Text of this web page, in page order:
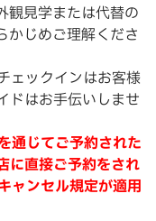
観見学または代替の
かじめご理解くださ
ェックインはお客様
ドはお手伝いしませ
通じてご予約された
に直接ご予約をされ
ャンセル規定が適用